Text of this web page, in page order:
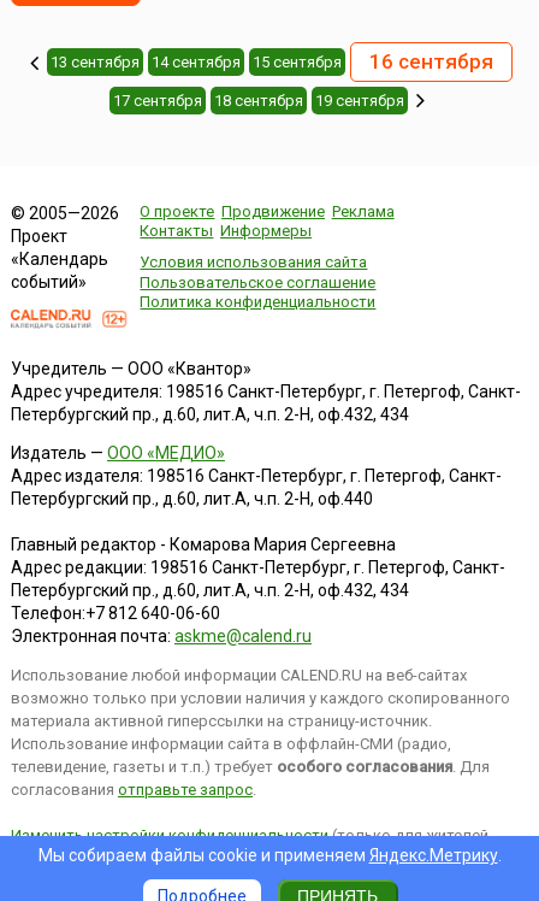
13 сентября 14 сентября 15 сентября 16 сентября
17 сентября 18 сентября 19 сентября
© 2005—2026
Проект
«Календарь
событий»
О проекте Продвижение Реклама
Контакты Информеры
Условия использования сайта
Пользовательское соглашение
Политика конфиденциальности
Учредитель — ООО «Квантор»
Адрес учредителя: 198516 Санкт-Петербург, г. Петергоф, Санкт-
Петербургский пр., д.60, лит.А, ч.п. 2-Н, оф.432, 434
Издатель — ООО «МЕДИО»
Адрес издателя: 198516 Санкт-Петербург, г. Петергоф, Санкт-
Петербургский пр., д.60, лит.А, ч.п. 2-Н, оф.440
Главный редактор - Комарова Мария Сергеевна
Адрес редакции: 198516 Санкт-Петербург, г. Петергоф, Санкт-
Петербургский пр., д.60, лит.А, ч.п. 2-Н, оф.432, 434
Телефон:+7 812 640-06-60
Электронная почта: askme@calend.ru
Использование любой информации CALEND.RU на веб-сайтах
возможно только при условии наличия у каждого скопированного
материала активной гиперссылки на страницу-источник.
Использование информации сайта в оффлайн-СМИ (радио,
телевидение, газеты и т.п.) требует особого согласования. Для
согласования отправьте запрос.
Изменить настройки конфиденциальности(только для жителей
EEA).Мы собираем файлы cookie и применяем Яндекс.Метрику.
Подробнее ПРИНЯТЬ